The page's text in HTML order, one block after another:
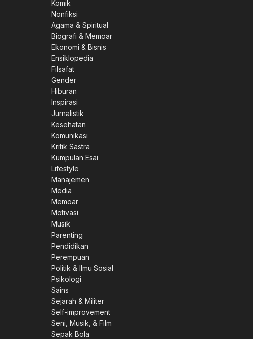
Komik
Nonfiksi
Agama & Spiritual
Biografi & Memoar
Ekonomi & Bisnis
Ensiklopedia
Filsafat
Gender
Hiburan
Inspirasi
Jurnalistik
Kesehatan
Komunikasi
Kritik Sastra
Kumpulan Esai
Lifestyle
Manajemen
Media
Memoar
Motivasi
Musik
Parenting
Pendidikan
Perempuan
Politik & Ilmu Sosial
Psikologi
Sains
Sejarah & Militer
Self-improvement
Seni, Musik, & Film
Sepak Bola